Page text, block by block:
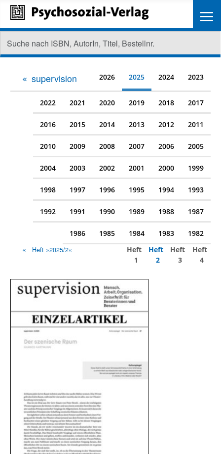
supervision 2026 2025 2024 2023
2022 2021 2020 2019 2018 2017
2016 2015 2014 2013 2012 2011
2010 2009 2008 2007 2006 2005
2004 2003 2002 2001 2000 1999
1998 1997 1996 1995 1994 1993
1992 1991 1990 1989 1988 1987
1986 1985 1984 1983 1982
Heft »2025/2«
Heft
1
Heft
2
Heft
3
Heft
4
≡